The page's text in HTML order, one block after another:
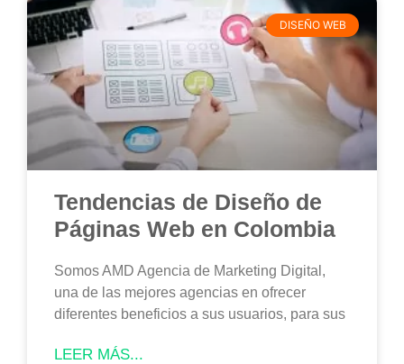
DISEÑO WEB
Tendencias de Diseño de
Páginas Web en Colombia
Somos AMD Agencia de Marketing Digital,
una de las mejores agencias en ofrecer
diferentes beneficios a sus usuarios, para sus
LEER MÁS...